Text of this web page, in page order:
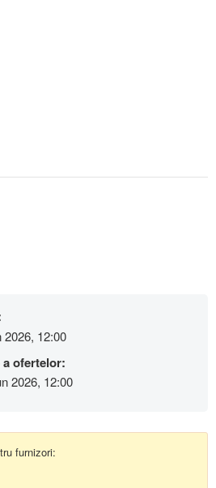
2026, 12:00
a ofertelor:
2026, 12:00
furnizori: